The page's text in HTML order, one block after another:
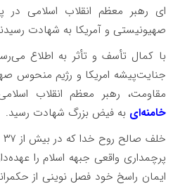
ای رهبر معظم انقلاب اسلامی
صهیونیستی و آمریکا به شهادت
با کمال تأسف و تأثر به اطلاع
جنایت‌پیشه امریکا و رژیم منحوس
مقاومت، رهبر معظم انقلاب
خامنه‌ای به فیض بزرگ شهادت رسید.
پرچمداری واقعی جبهه اسلام را
ایمان راسخ خود فصل نوینی از